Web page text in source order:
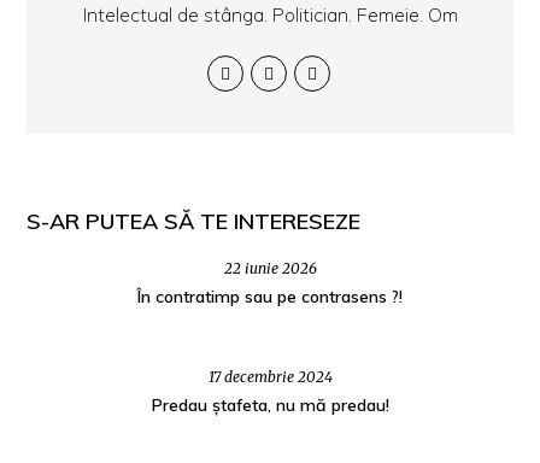
Intelectual de stânga. Politician. Femeie. Om
S-AR PUTEA SĂ TE INTERESEZE
22 iunie 2026
În contratimp sau pe contrasens ?!
17 decembrie 2024
Predau ștafeta, nu mă predau!